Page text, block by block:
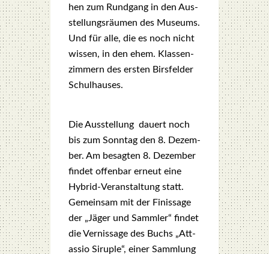
hen zum Rund­gang in den Aus­
stel­lungs­räu­men des Muse­ums.
Und für alle, die es noch nicht
wis­sen, in den ehem. Klas­sen­
zim­mern des ers­ten Birs­fel­der
Schul­hau­ses.
Die Aus­stel­lung dau­ert noch
bis zum Sonn­tag den 8. Dezem­
ber. Am besag­ten 8. Dezem­ber
fin­det offen­bar erneut eine
Hybrid-Ver­an­stal­tung statt.
Gemein­sam mit der Finis­sa­ge
der „Jäger und Samm­ler“ fin­det
die Ver­nis­sa­ge des Buchs „Att­
assio Siru­ple“, einer Samm­lung